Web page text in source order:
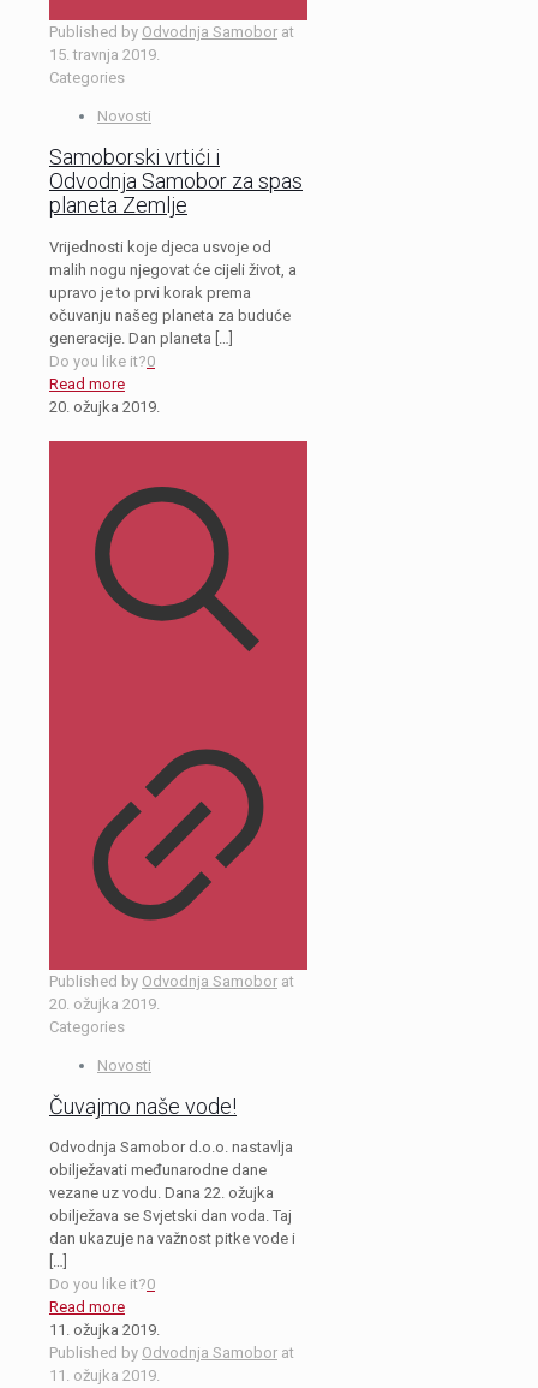
Published by Odvodnja Samobor at
15. travnja 2019.
Categories
Novosti
Samoborski vrtići i
Odvodnja Samobor za spas
planeta Zemlje
Vrijednosti koje djeca usvoje od
malih nogu njegovat će cijeli život, a
upravo je to prvi korak prema
očuvanju našeg planeta za buduće
generacije. Dan planeta […]
Do you like it?0
Read more
20. ožujka 2019.
Published by Odvodnja Samobor at
20. ožujka 2019.
Categories
Novosti
Čuvajmo naše vode!
Odvodnja Samobor d.o.o. nastavlja
obilježavati međunarodne dane
vezane uz vodu. Dana 22. ožujka
obilježava se Svjetski dan voda. Taj
dan ukazuje na važnost pitke vode i
[…]
Do you like it?0
Read more
11. ožujka 2019.
Published by Odvodnja Samobor at
11. ožujka 2019.